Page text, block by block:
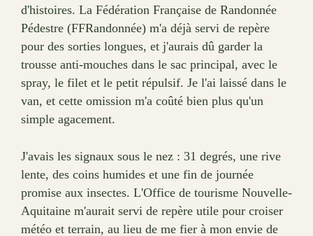
d'histoires. La Fédération Française de Randonnée
Pédestre (FFRandonnée) m'a déjà servi de repère
pour des sorties longues, et j'aurais dû garder la
trousse anti-mouches dans le sac principal, avec le
spray, le filet et le petit répulsif. Je l'ai laissé dans le
van, et cette omission m'a coûté bien plus qu'un
simple agacement.
J'avais les signaux sous le nez : 31 degrés, une rive
lente, des coins humides et une fin de journée
promise aux insectes. L'Office de tourisme Nouvelle-
Aquitaine m'aurait servi de repère utile pour croiser
météo et terrain, au lieu de me fier à mon envie de